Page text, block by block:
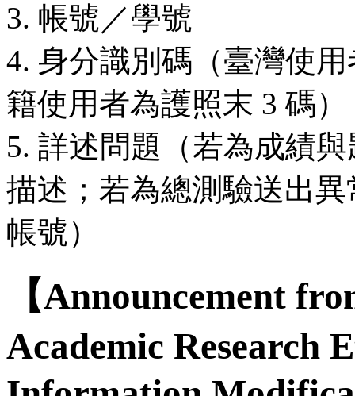
3. 帳號／學號
4. 身分識別碼（臺灣使
籍使用者為護照末 3 碼）
5. 詳述問題（若為成績
描述；若為總測驗送出
帳號）
【Announcement
Academic Research